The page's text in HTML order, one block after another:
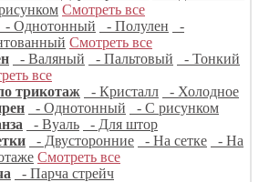
Смотреть все
- Однотонный - Полулен
-
Смотреть все
- Валяный - Пальтовый
- Тонкий
все
трикотаж
- Кристалл
- Холодное
- Однотонный
- С рисунком
- Вуаль
- Для штор
- Двусторонние - На сетке
- На
Смотреть все
- Парча стрейч